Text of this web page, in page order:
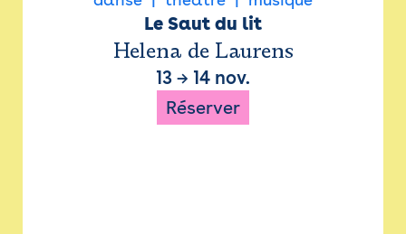
Le Saut du lit
Helena de Laurens
13 → 14 nov.
Réserver